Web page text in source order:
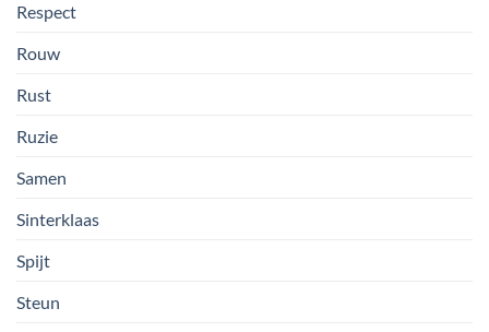
Respect
Rouw
Rust
Ruzie
Samen
Sinterklaas
Spijt
Steun